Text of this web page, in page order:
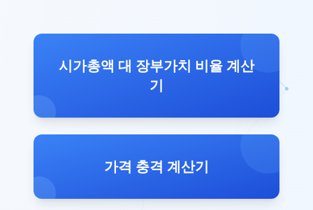
시가총액 대 장부가치 비율 계산
기
가격 충격 계산기